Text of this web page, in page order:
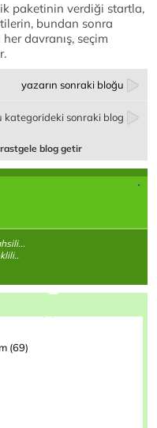
paketinin verdiği startla,
bundan sonra
davranış, seçim
yazarın sonraki bloğu
kategorideki sonraki blog
blog getir
(69)